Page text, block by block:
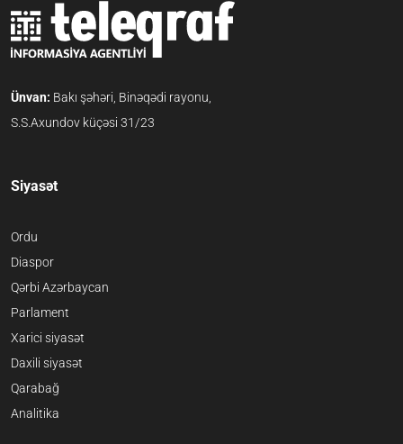
Ünvan: Bakı şəhəri, Binəqədi rayonu,
S.S.Axundov küçəsi 31/23
Siyasət
Ordu
Diaspor
Qərbi Azərbaycan
Parlament
Xarici siyasət
Daxili siyasət
Qarabağ
Analitika